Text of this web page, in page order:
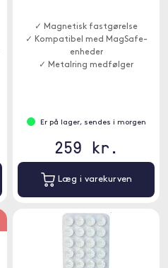
✓ Magnetisk fastgørelse
✓ Kompatibel med MagSafe-
enheder
✓ Metalring medfølger
Er på lager, sendes i morgen
259 kr.
Læg i varekurven